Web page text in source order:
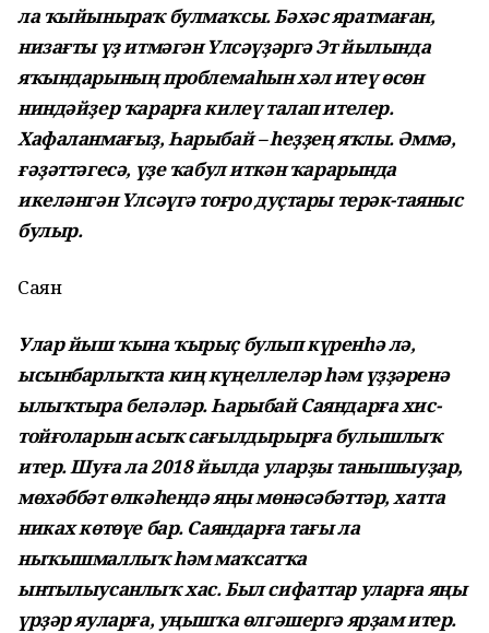
ла ҡыйыныраҡ булмаҡсы. Бәхәс яратмаған,
низағты үҙ итмәгән Үлсәүҙәргә Эт йылында
яҡындарының проблемаһын хәл итеү өсөн
ниндәйҙер ҡарарға килеү талап ителер.
Хафаланмағыҙ, Һарыбай – һеҙҙең яҡлы. Әммә,
ғәҙәттәгесә, үҙе ҡабул иткән ҡарарында
икеләнгән Үлсәүгә тоғро дуҫтары терәк-таяныс
булыр.
Саян
Улар йыш ҡына ҡырыҫ булып күренһә лә,
ысынбарлыҡта киң күңеллеләр һәм үҙҙәренә
ылыҡтыра беләләр. Һарыбай Саяндарға хис-
тойғоларын асыҡ сағылдырырға булышлыҡ
итер. Шуға ла 2018 йылда уларҙы танышыуҙар,
мөхәббәт өлкәһендә яңы мөнәсәбәттәр, хатта
никах көтөүе бар. Саяндарға тағы ла
ныҡышмаллыҡ һәм маҡсатҡа
ынтылыусанлыҡ хас. Был сифаттар уларға яңы
үрҙәр яуларға, уңышҡа өлгәшергә ярҙам итер.